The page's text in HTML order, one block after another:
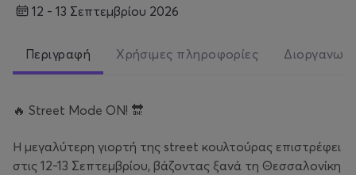
12 - 13 Σεπτεμβρίου 2026
Περιγραφή Χρήσιμες πληροφορίες
🔥 Street Mode ON! 🔛
Η μεγαλύτερη γιορτή της street κουλτούρας επιστρέφει
στις 12-13 Σεπτεμβρίου, βάζοντας ξανά τη Θεσσαλονίκη